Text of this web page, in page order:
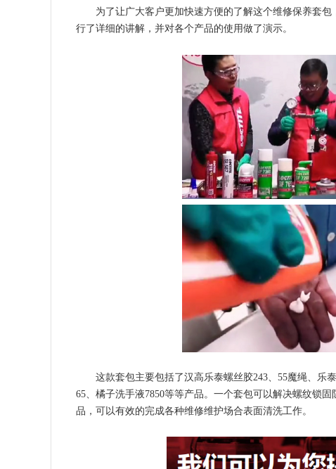
为了让广大客户更加快速方便的了解这个维修保养套
行了详细的讲解，并对各个产品的使用做了演示。
这款套包主要包括了汉高乐泰螺丝胶243、55魔绳、乐
65、橘子洗手液7850等等产品。一个套包可以解决螺纹锁
品，可以有效的完成各种维修维护场合表面清洗工作。